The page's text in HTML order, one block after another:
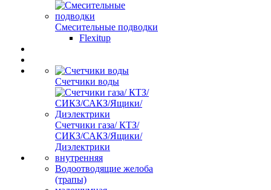
Смесительные подводки
Flexitup
Счетчики воды
Счетчики газа/ КТЗ/
СИКЗ/САКЗ/Ящики/
Диэлектрики
внутренняя
Водоотводящие желоба
(трапы)